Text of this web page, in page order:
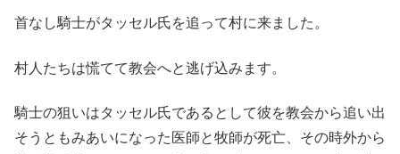
首なし騎士がタッセル氏を追って村に来ました。
村人たちは慌てて教会へと逃げ込みます。
騎士の狙いはタッセル氏であるとして彼を教会から追い出
そうともみあいになった医師と牧師が死亡、その時外から